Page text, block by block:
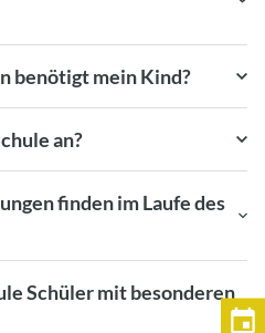
benötigt mein Kind?
an?
finden im Laufe des
Schüler mit besonderen